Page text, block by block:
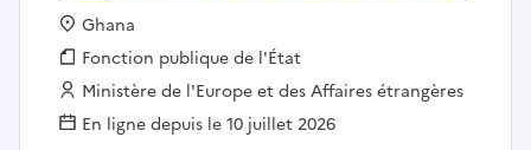
Localisation :
Ghana
Fonction publique :
Fonction publique de l'État
Employeur :
Ministère de l'Europe et des Affaires étrangères
En ligne depuis le 10 juillet 2026